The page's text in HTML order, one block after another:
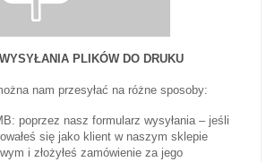
PLIKÓW DO DRUKU
nam przesyłać na różne sposoby:
poprzez nasz formularz wysyłania – jeśli
się jako klient w naszym sklepie
i złożyłeś zamówienie za jego